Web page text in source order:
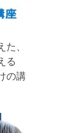
、
る
の講